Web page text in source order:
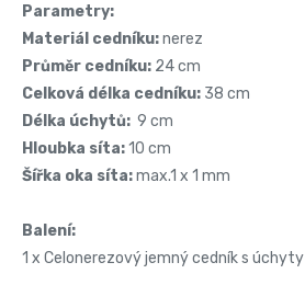
Parametry:
Materiál cedníku:nerez
Průměr cedníku: 24 cm
Celková délka cedníku: 38 cm
Délka úchytů: 9 cm
Hloubka síta:10 cm
Šířka oka síta:max.1 x 1 mm
Balení:
1 x Celonerezový jemný cedník s úchyty